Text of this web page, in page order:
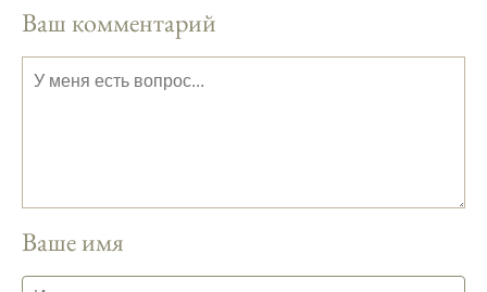
Приложение для рыболовов
предоставляет подробные сведения о
рыбы.
сайте и всегда знаю, когда лучше всего
отправиться на рыбалку.
Ваш комментарий
Ваше имя